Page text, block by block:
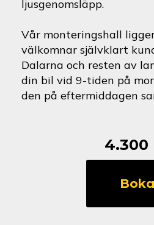
ljusgenomsläpp.
Vår monteringshall
välkomnar självklart
Dalarna och resten av
din bil vid 9-tiden på
den på eftermiddagen
4.300
Volkswagen
mängd
Boka